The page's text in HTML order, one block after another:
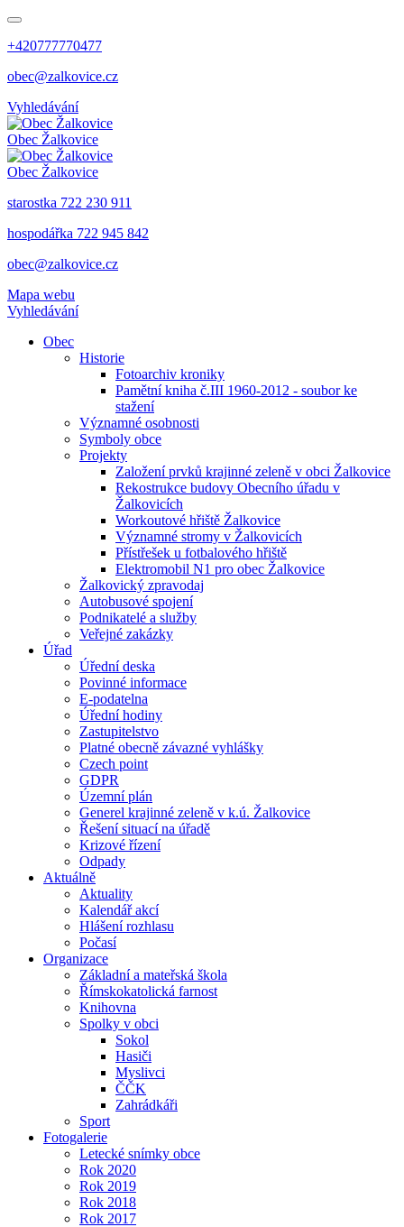
+420777770477
obec@zalkovice.cz
Vyhledávání
Obec Žalkovice
Obec Žalkovice
starostka 722 230 911
hospodářka 722 945 842
obec@zalkovice.cz
Mapa webu
Vyhledávání
Obec
Historie
Fotoarchiv kroniky
Pamětní kniha č.III 1960-2012 - soubor ke
stažení
Významné osobnosti
Symboly obce
Projekty
Založení prvků krajinné zeleně v obci Žalkovice
Rekostrukce budovy Obecního úřadu v
Žalkovicích
Workoutové hřiště Žalkovice
Významné stromy v Žalkovicích
Přístřešek u fotbalového hřiště
Elektromobil N1 pro obec Žalkovice
Žalkovický zpravodaj
Autobusové spojení
Podnikatelé a služby
Veřejné zakázky
Úřad
Úřední deska
Povinné informace
E-podatelna
Úřední hodiny
Zastupitelstvo
Platné obecně závazné vyhlášky
Czech point
GDPR
Územní plán
Generel krajinné zeleně v k.ú. Žalkovice
Řešení situací na úřadě
Krizové řízení
Odpady
Aktuálně
Aktuality
Kalendář akcí
Hlášení rozhlasu
Počasí
Organizace
Základní a mateřská škola
Římskokatolická farnost
Knihovna
Spolky v obci
Sokol
Hasiči
Myslivci
ČČK
Zahrádkáři
Sport
Fotogalerie
Letecké snímky obce
Rok 2020
Rok 2019
Rok 2018
Rok 2017